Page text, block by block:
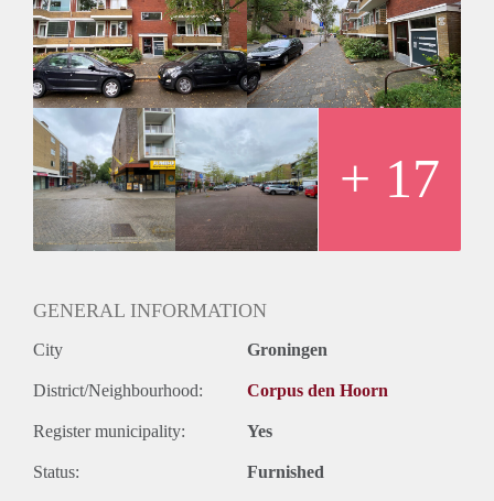
beschikt over 2 slaapkamers, een ruime woonkamer, aparte
keuken, badkamer en een apart toilet. Ook beschikt het
appartement over een ruim balkon.
Huurprijs
De huurprijs bedraagt €1082,- inclusief een voorschot op
blokverwarming.
+ 17
GENERAL INFORMATION
City Groningen
District/Neighbourhood: Corpus den Hoorn
Register municipality: Yes
Status: Furnished